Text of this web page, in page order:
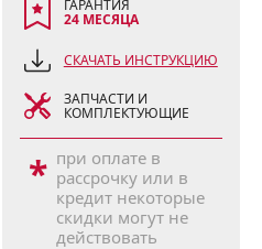
ГАРАНТИЯ
24 МЕСЯЦА
СКАЧАТЬ ИНСТРУКЦИЮ
ЗАПЧАСТИ И
КОМПЛЕКТУЮЩИЕ
* при оплате в
рассрочку или в
кредит некоторые
скидки могут не
действовать